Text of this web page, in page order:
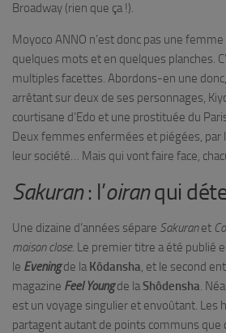
Broadway (rien que ça !).
Moyoco ANNO n’est donc pas une
quelques mots et en quelques planches.
multiples facettes. Abordons-en une
arrêtant sur deux de ses personnages,
courtisane d’Edo et une prostituée du
Deux femmes enfermées et piégées,
leur société… Mais qui vont faire face,
Sakuran: l’oiranqui
Une dizaine d’années sépare Sakuranet
maison close. Le premier titre a été publié
le Eveningde la Kôdansha, et le second
magazine Feel Youngde laShôdensha.
est un voyage singulier et envoûtant. Les
partagent autant de points communs que